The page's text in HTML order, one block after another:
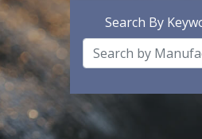
Search By